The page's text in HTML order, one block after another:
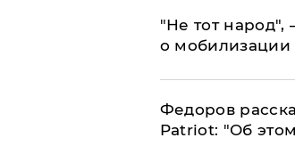
​"Не тот народ",
о мобилизации
Федоров
Patriot: "Об